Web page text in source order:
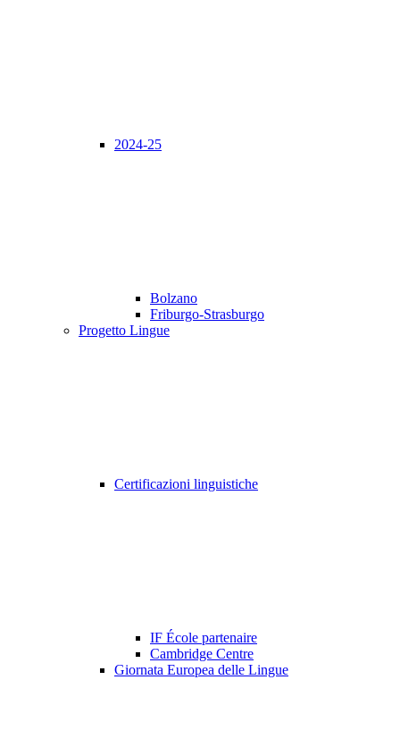
2024-25
Bolzano
Friburgo-Strasburgo
Progetto Lingue
Certificazioni linguistiche
IF École partenaire
Cambridge Centre
Giornata Europea delle Lingue